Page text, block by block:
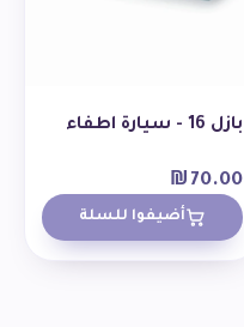
بازل 16 - سيارة اطفاء
₪ 70.00
أضيفوا للسلة